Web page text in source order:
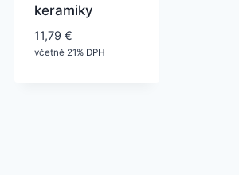
keramiky
11,79 €
včetně 21% DPH